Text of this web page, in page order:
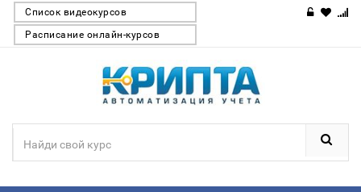
Список видеокурсов
Расписание онлайн-курсов